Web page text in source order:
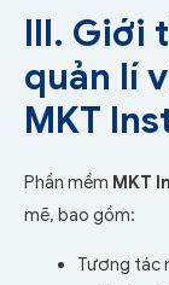
III. Giới
quản lí
MKT
Phần mềm MKT
mẽ, bao gồm:
Tương tác